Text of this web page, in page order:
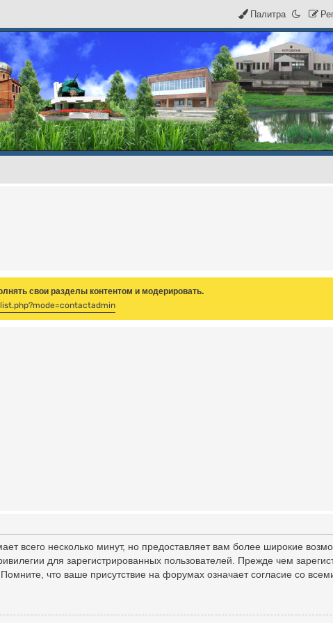
Ре
Палитра
свои разделы контентом и модерировать.
всего несколько минут, но предоставляет вам более широкие
для зарегистрированных пользователей. Прежде чем
что ваше присутствие на форумах означает согласие со